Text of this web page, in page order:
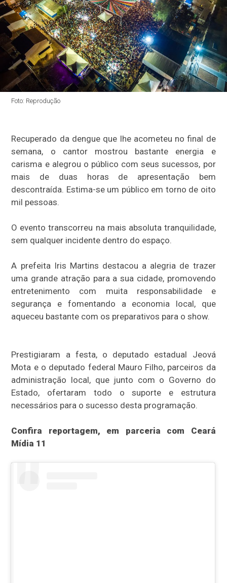
Foto: Reprodução
Recuperado da dengue que lhe acometeu no final de
semana, o cantor mostrou bastante energia e
carisma e alegrou o público com seus sucessos, por
mais de duas horas de apresentação bem
descontraída. Estima-se um público em torno de oito
mil pessoas.
O evento transcorreu na mais absoluta tranquilidade,
sem qualquer incidente dentro do espaço.
A prefeita Iris Martins destacou a alegria de trazer
uma grande atração para a sua cidade, promovendo
entretenimento com muita responsabilidade e
segurança e fomentando a economia local, que
aqueceu bastante com os preparativos para o show.
Prestigiaram a festa, o deputado estadual Jeová
Mota e o deputado federal Mauro Filho, parceiros da
administração local, que junto com o Governo do
Estado, ofertaram todo o suporte e estrutura
necessários para o sucesso desta programação.
Confira reportagem, em parceria com Ceará
Mídia 11